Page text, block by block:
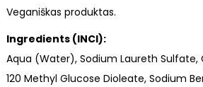
Veganiškas produktas.
Ingredients (INCI):
Aqua (Water), Sodium Laureth Sulfate,
120 Methyl Glucose Dioleate, Sodium